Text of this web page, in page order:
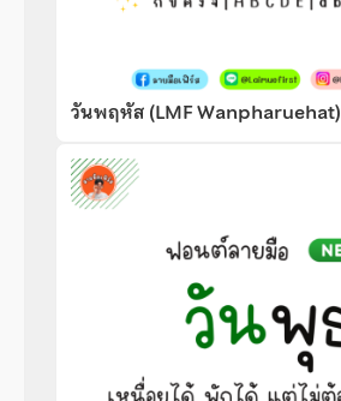
วันพฤหัส (LMF Wanpharuehat)